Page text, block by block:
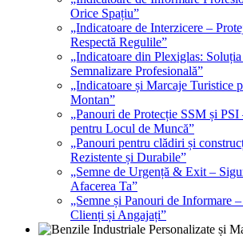
Orice Spațiu”
„Indicatoare de Interzicere –
Respectă Regulile”
„Indicatoare din Plexiglas:
Semnalizare Profesională”
„Indicatoare și Marcaje Turistice
Montan”
„Panouri de Protecție SSM și
pentru Locul de Muncă”
„Panouri pentru clădiri și
Rezistente și Durabile”
„Semne de Urgență & Exit –
Afacerea Ta”
„Semne și Panouri de Informare
Clienți și Angajați”